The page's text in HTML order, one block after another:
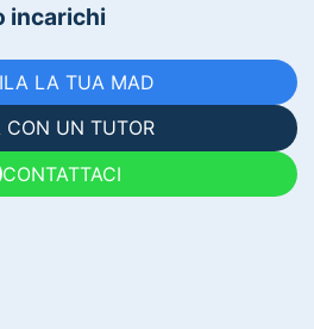
incarichi
LA TUA MAD
CON UN TUTOR
CONTATTACI